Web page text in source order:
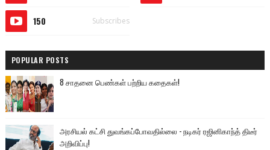
150 Subscribes
POPULAR POSTS
8 சாதனை பெண்கள் பற்றிய கதைகள்!
அரசியல் கட்சி துவங்கப்போவதில்லை - நடிகர் ரஜினிகாந்த் திடீர்
அறிவிப்பு!